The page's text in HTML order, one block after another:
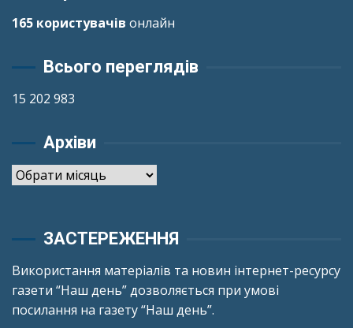
165 користувачів онлайн
Всього переглядів
15 202 983
Архіви
Архіви
ЗАСТЕРЕЖЕННЯ
Використання матеріалів та новин інтернет-ресурсу
газети “Наш день” дозволяється при умові
посилання на газету “Наш день”.